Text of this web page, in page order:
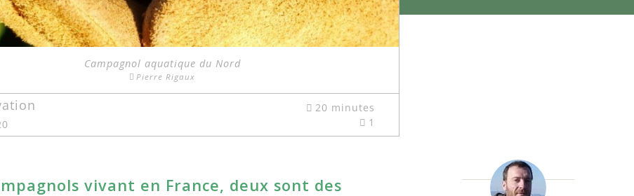
Campagnol aquatique du Nord
Pierre Rigaux
20 minutes
1
vivant en France, deux sont des